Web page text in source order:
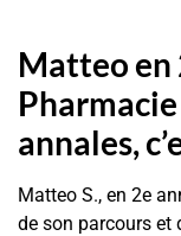
Matteo en
Pharmacie
annales,
Matteo S., en 2e
de son parcours et